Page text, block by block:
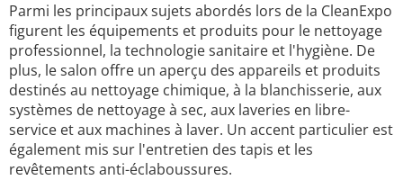
Parmi les principaux sujets abordés lors de la CleanExpo
figurent les équipements et produits pour le nettoyage
professionnel, la technologie sanitaire et l'hygiène. De
plus, le salon offre un aperçu des appareils et produits
destinés au nettoyage chimique, à la blanchisserie, aux
systèmes de nettoyage à sec, aux laveries en libre-
service et aux machines à laver. Un accent particulier est
également mis sur l'entretien des tapis et les
revêtements anti-éclaboussures.